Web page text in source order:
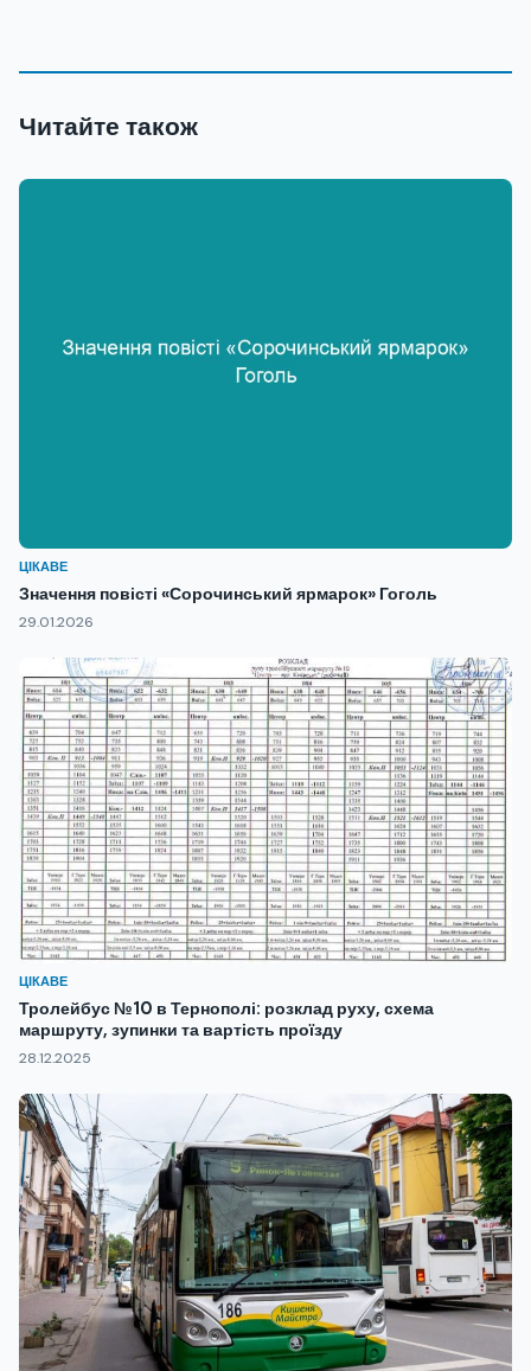
Читайте також
ЦІКАВЕ
Значення повісті «Сорочинський ярмарок» Гоголь
29.01.2026
ЦІКАВЕ
Тролейбус №10 в Тернополі: розклад руху, схема
маршруту, зупинки та вартість проїзду
28.12.2025